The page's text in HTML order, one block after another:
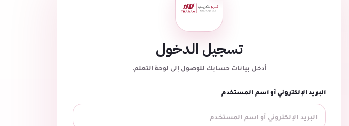
تسجيل الدخول
أدخل بيانات حسابك للوصول إلى لوحة التعلم.
البريد الإلكتروني أو اسم المستخدم